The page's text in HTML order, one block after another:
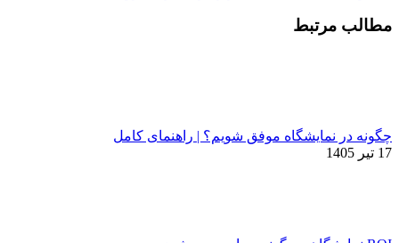
مطالب مرتبط
چگونه در نمایشگاه موفق شویم؟ | راهنمای کامل
17 تیر 1405